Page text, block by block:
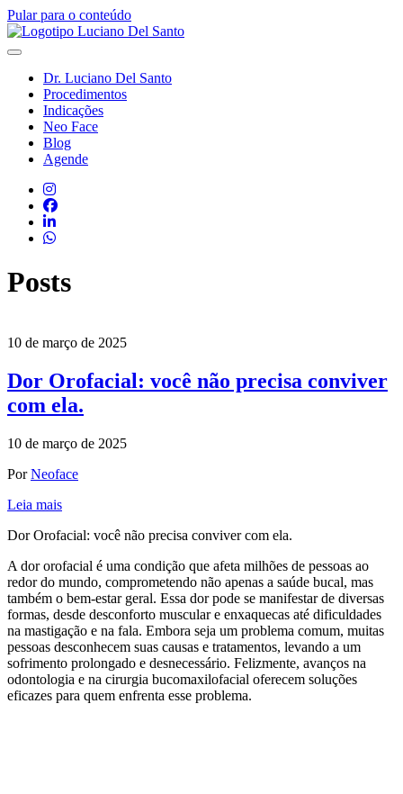
Pular para o conteúdo
Dr. Luciano Del Santo
Procedimentos
Indicações
Neo Face
Blog
Agende
Posts
10 de março de 2025
Dor Orofacial: você não precisa conviver
com ela.
10 de março de 2025
PorNeoface
Leia mais
Dor Orofacial: você não precisa conviver com ela.
A dor orofacial é uma condição que afeta milhões de pessoas ao
redor do mundo, comprometendo não apenas a saúde bucal, mas
também o bem-estar geral. Essa dor pode se manifestar de diversas
formas, desde desconforto muscular e enxaquecas até dificuldades
na mastigação e na fala. Embora seja um problema comum, muitas
pessoas desconhecem suas causas e tratamentos, levando a um
sofrimento prolongado e desnecessário. Felizmente, avanços na
odontologia e na cirurgia bucomaxilofacial oferecem soluções
eficazes para quem enfrenta esse problema.